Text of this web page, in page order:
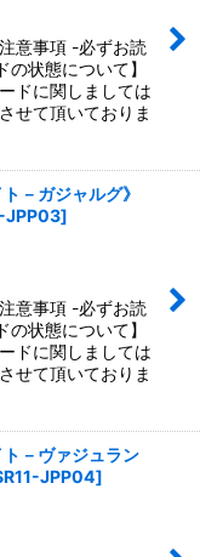
意事項 -必ずお読
状態について】
ドに関しましては
せて頂いておりま
－ガジャルグ》
JPP03]
意事項 -必ずお読
状態について】
ドに関しましては
せて頂いておりま
ト－ヴァジュラン
JPP04]